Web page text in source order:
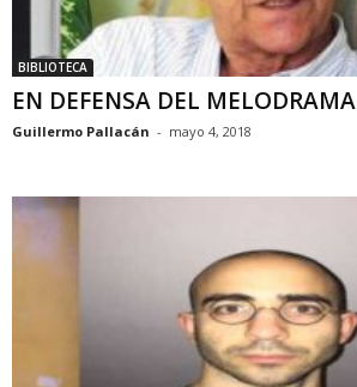
BIBLIOTECA
EN DEFENSA DEL MELODRAMA
Guillermo Pallacán - mayo 4, 2018